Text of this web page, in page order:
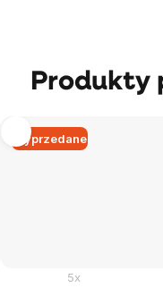
Produkty
Wyprzedane
5x